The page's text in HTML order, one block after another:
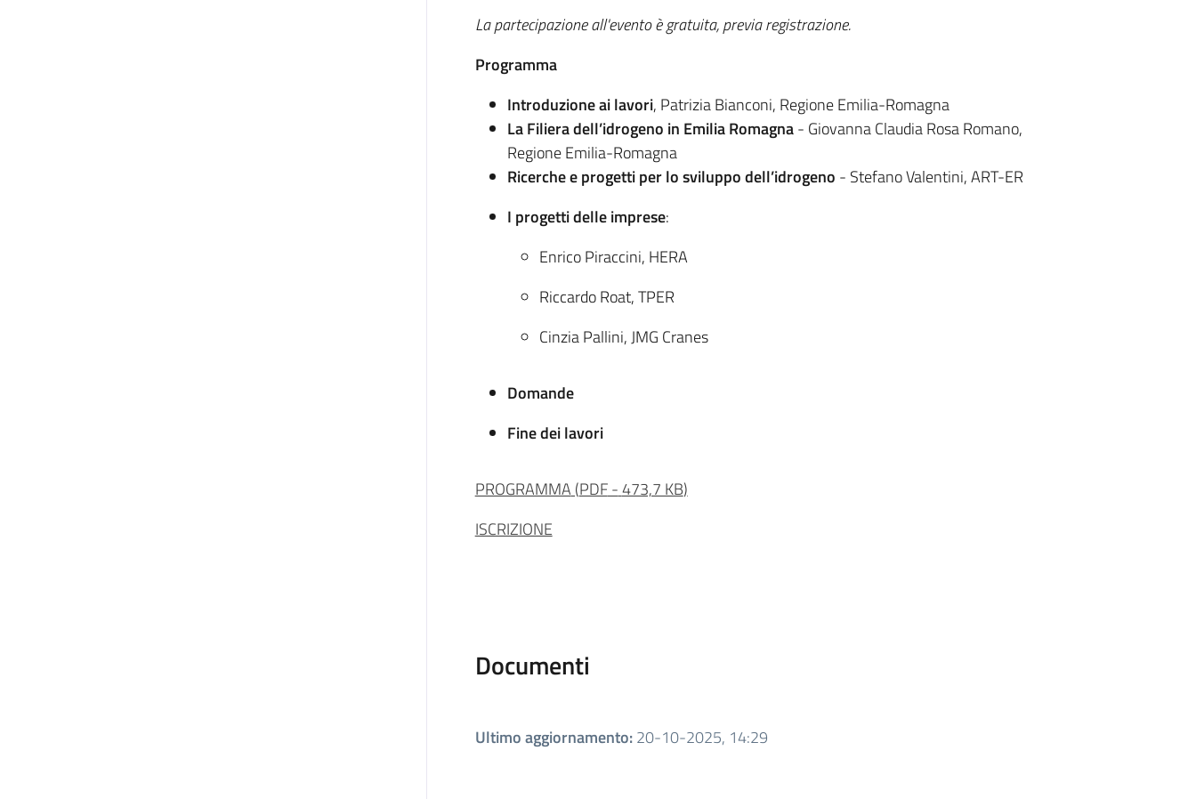
La partecipazione all'evento è gratuita, previa registrazione.
Programma
Introduzione ai lavori, Patrizia Bianconi, Regione Emilia-Romagna
La Filiera dell’idrogeno in Emilia Romagna- Giovanna Claudia Rosa Romano,
Regione Emilia-Romagna
Ricerche e progetti per lo sviluppo dell’idrogeno - Stefano Valentini, ART-ER
I progetti delle imprese:
Enrico Piraccini, HERA
Riccardo Roat, TPER
Cinzia Pallini, JMG Cranes
Domande
Fine dei lavori
PROGRAMMA (PDF-473,7 KB)
ISCRIZIONE
Documenti
Ultimo aggiornamento:20-10-2025, 14:29